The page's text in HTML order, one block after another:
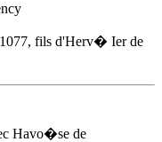
, fils d'Herv� Ier de
Havo�se de